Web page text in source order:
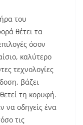
του
θέτει τα
όσον
καλύτερο
τεχνολογίες
βάζει
τη κορυφή.
να οδηγείς ένα
τις